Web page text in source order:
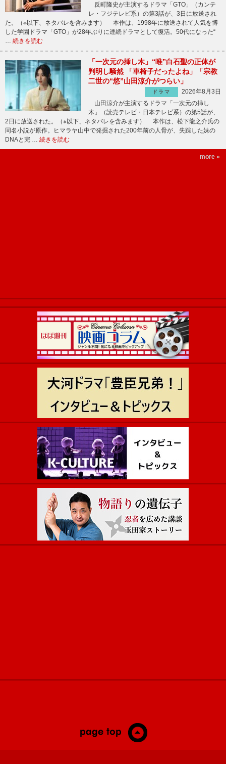
反町隆史が主演するドラマ「GTO」（カンテ
レ・フジテレビ系）の第3話が、3日に放送され
た。（※以下、ネタバレを含みます） 本作は、1998年に放送されて人気を博
した学園ドラマ「GTO」が28年ぶりに連続ドラマとして復活。50代になった“
… 続きを読む
「一次元の挿し木」“唯”白石聖の正体が
判明し騒然 「車椅子だったよね」「宗教
二世の“悠”山田涼介がつらい」
ドラマ
2026年8月3日
山田涼介が主演するドラマ「一次元の挿し
木」（読売テレビ・日本テレビ系）の第5話が、
2日に放送された。（※以下、ネタバレを含みます） 本作は、松下龍之介氏の
同名小説が原作。ヒマラヤ山中で発掘された200年前の人骨が、失踪した妹の
DNAと完 … 続きを読む
more »